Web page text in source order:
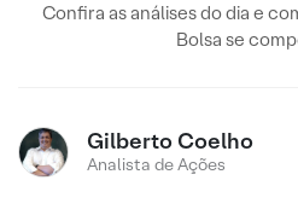
Confira as análises do dia e
Bolsa se
Gilberto Coelho
Analista de Ações